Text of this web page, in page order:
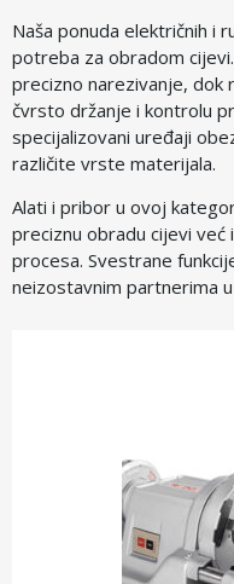
Naša ponuda električnih i
potreba za obradom
precizno narezivanje, dok
čvrsto držanje i kontrolu
specijalizovani uređaji
različite vrste materijala.
Alati i pribor u ovoj
preciznu obradu cijevi
procesa. Svestrane
neizostavnim partnerima